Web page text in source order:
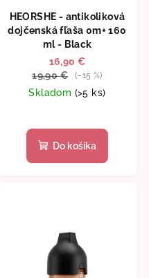
HEORSHE - antikoliková
dojčenská fľaša 0m+ 160
ml - Black
16,90 €
19,90 €
(–15 %)
Skladom (>5 ks)
Do košíka